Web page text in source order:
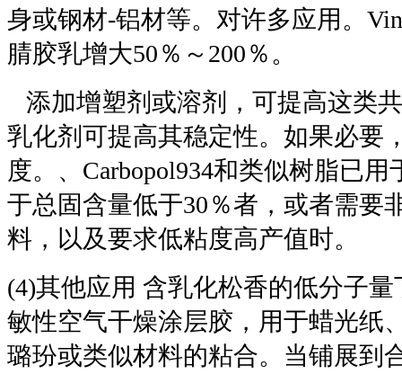
身或钢材-铝材等。对许多应用。
腈胶乳增大50％～200％。
添加增塑剂或溶剂，可提高这类
乳化剂可提高其稳定性。如果必要
度。、Carbopol934和类似树脂已
于总固含量低于30％者，或者需要
料，以及要求低粘度高产值时。
(4)其他应用 含乳化松香的低分子
敏性空气干燥涂层胶，用于蜡光纸
璐玢或类似材料的粘合。当铺展到